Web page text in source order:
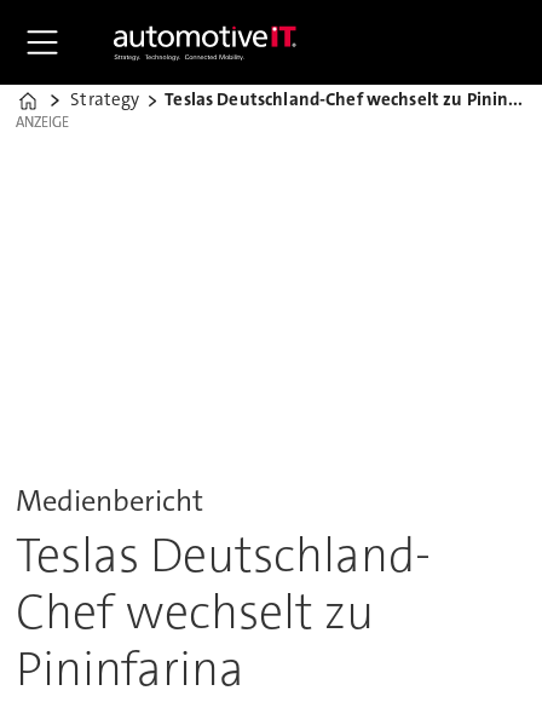
Home
Strategy Teslas Deutschland-Chef wechselt zu Pininfarina
ANZEIGE
ANZEIGE
Medienbericht
Teslas Deutschland-
Chef wechselt zu
Pininfarina